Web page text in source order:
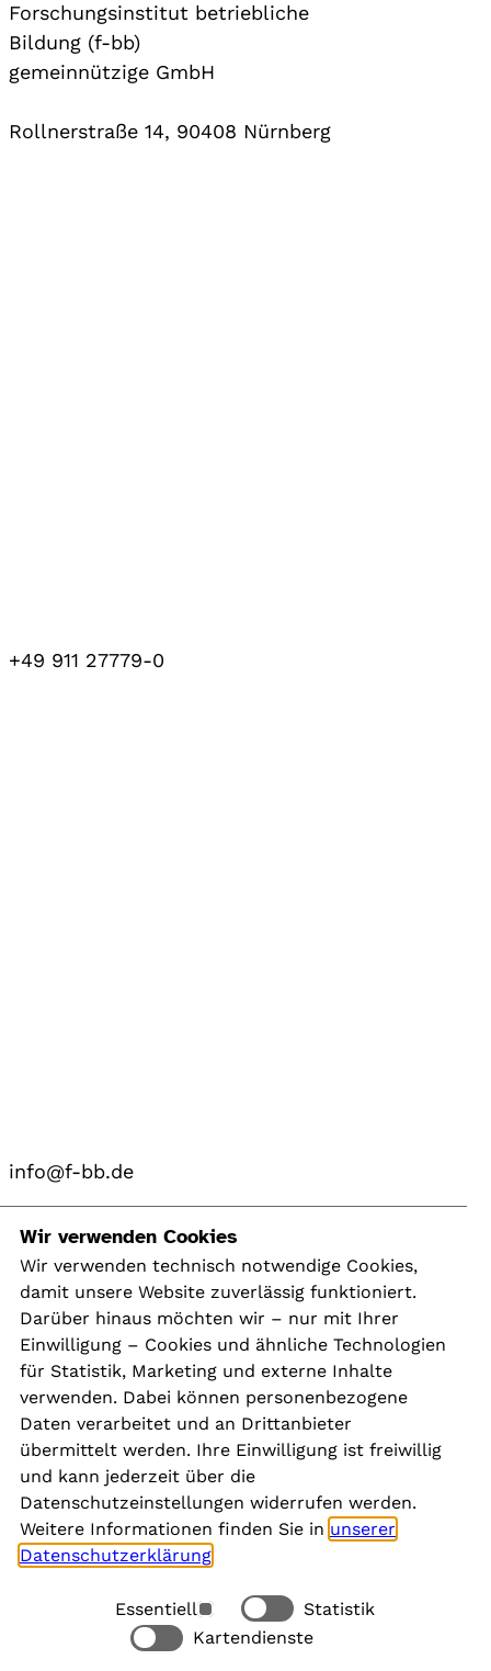
Forschungsinstitut betriebliche
Bildung (f-bb)
gemeinnützige GmbH
Rollnerstraße 14, 90408 Nürnberg
+49 911 27779-0
info@f-bb.de
Navigation
Kontakt
Presse
Aktuelles
Karriere
Newsletter
Social Media
Rechtliches
Wir verwenden Cookies
Wir verwenden technisch notwendige Cookies,
damit unsere Website zuverlässig funktioniert.
Darüber hinaus möchten wir – nur mit Ihrer
Einwilligung – Cookies und ähnliche Technologien
für Statistik, Marketing und externe Inhalte
verwenden. Dabei können personenbezogene
Daten verarbeitet und an Drittanbieter
übermittelt werden. Ihre Einwilligung ist freiwillig
und kann jederzeit über die
Datenschutzeinstellungen widerrufen werden.
Weitere Informationen finden Sie in unserer
Datenschutzerklärung
Essentiell
Statistik
Kartendienste